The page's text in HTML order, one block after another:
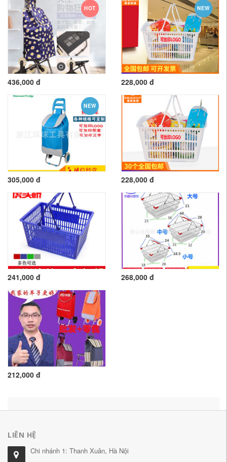
HOT
436,000 đ
NEW
228,000 đ
NEW
305,000 đ 228,000 đ
241,000 đ 268,000 đ
212,000 đ
LIÊN HỆ
Chi nhánh 1: Thanh Xuân, Hà Nội